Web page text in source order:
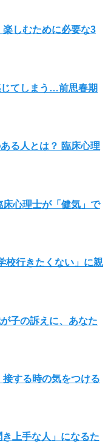
しむために必要な3
てしまう…前思春期
る人とは？ 臨床心理
心理士が「健気」で
校行きたくない」に親
子の訴えに、あなた
接する時の気をつける
上手な人」になるた